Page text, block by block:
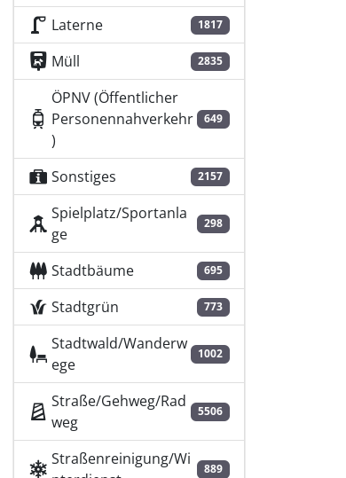
Laterne 1817
Müll 2835
ÖPNV (Öffentlicher
Personennahverkehr
)
649
Sonstiges 2157
Spielplatz/Sportanla
ge
298
Stadtbäume 695
Stadtgrün 773
Stadtwald/Wanderw
ege
1002
Straße/Gehweg/Rad
weg
5506
Straßenreinigung/Wi
889